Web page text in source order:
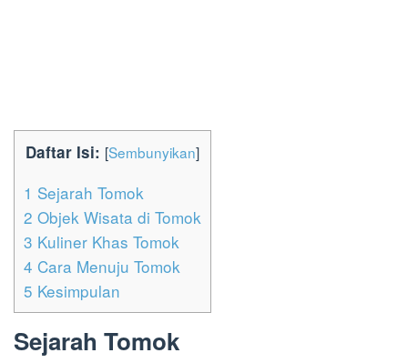
Daftar Isi: [Sembunyikan]
1 Sejarah Tomok
2 Objek Wisata di Tomok
3 Kuliner Khas Tomok
4 Cara Menuju Tomok
5 Kesimpulan
Sejarah Tomok